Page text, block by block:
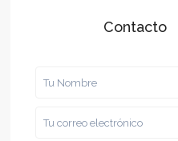
Contacto